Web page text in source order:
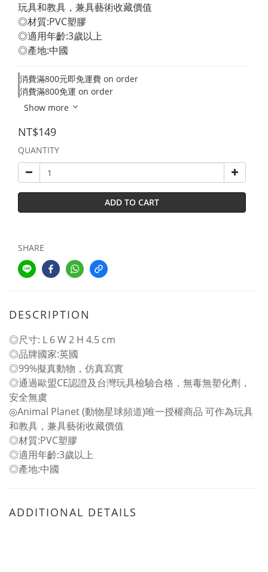
玩具和教具，兼具藝術收藏價值
◎材質:PVC塑膠
◎適用年齡:3歲以上
◎產地:中國
消費滿800元即免運費 on order
消費滿800免運 on order
Show more
NT$149
QUANTITY
ADD TO CART
SHARE
DESCRIPTION
◎尺寸: L 6 W 2 H 4.5 cm
◎品牌國家:英國
◎99%擬真動物，仿真寫實
◎通過歐盟CE認證及台灣玩具檢驗合格，無毒無塑化劑，
安全無虞
◎Animal Planet (動物星球頻道)唯一授權商品 可作為玩具
和教具，兼具藝術收藏價值
◎材質:PVC塑膠
◎適用年齡:3歲以上
◎產地:中國
ADDITIONAL DETAILS